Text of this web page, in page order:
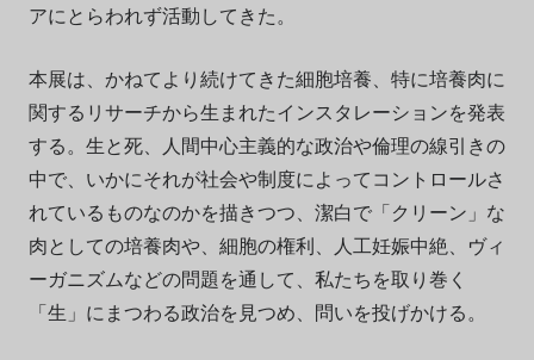
アにとらわれず活動してきた。
本展は、かねてより続けてきた細胞培養、特に培養肉に
関するリサーチから生まれたインスタレーションを発表
する。生と死、人間中心主義的な政治や倫理の線引きの
中で、いかにそれが社会や制度によってコントロールさ
れているものなのかを描きつつ、潔白で「クリーン」な
肉としての培養肉や、細胞の権利、人工妊娠中絶、ヴィ
ーガニズムなどの問題を通して、私たちを取り巻く
「生」にまつわる政治を見つめ、問いを投げかける。